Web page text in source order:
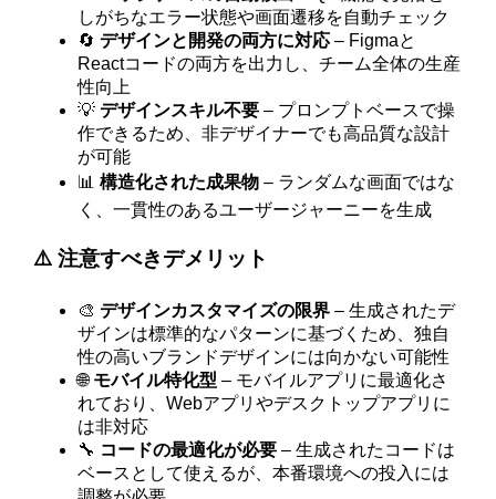
しがちなエラー状態や画面遷移を自動チェック
🔄デザインと開発の両方に対応 – Figmaと
Reactコードの両方を出力し、チーム全体の生産
性向上
💡デザインスキル不要 – プロンプトベースで操
作できるため、非デザイナーでも高品質な設計
が可能
📊構造化された成果物 – ランダムな画面ではな
く、一貫性のあるユーザージャーニーを生成
⚠️ 注意すべきデメリット
🎨デザインカスタマイズの限界 – 生成されたデ
ザインは標準的なパターンに基づくため、独自
性の高いブランドデザインには向かない可能性
🌐モバイル特化型 – モバイルアプリに最適化さ
れており、Webアプリやデスクトップアプリに
は非対応
🔧 コードの最適化が必要 – 生成されたコードは
ベースとして使えるが、本番環境への投入には